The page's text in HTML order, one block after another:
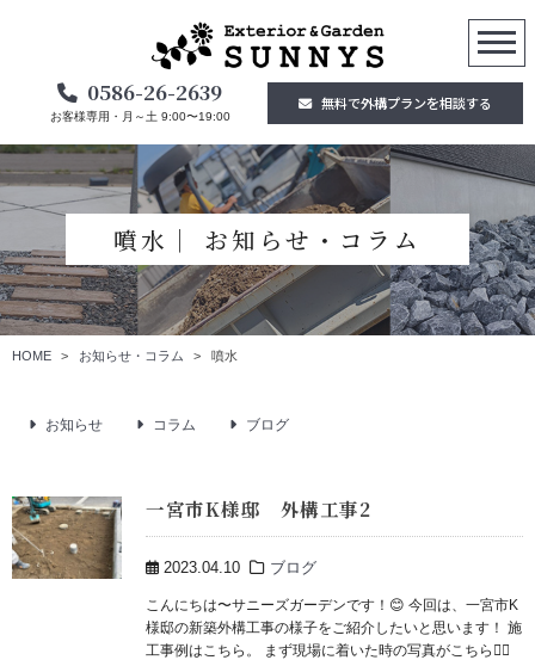
0586-26-2639
お客様専用・月～土 9:00〜19:00
無料で外構プランを相談する
噴水│ お知らせ・コラム
HOME お知らせ・コラム 噴水
お知らせ コラム ブログ
一宮市K様邸 外構工事2
2023.04.10 ブログ
こんにちは〜サニーズガーデンです！😊 今回は、一宮市K
様邸の新築外構工事の様子をご紹介したいと思います！ 施
工事例はこちら。 まず現場に着いた時の写真がこちら💁‍♀️